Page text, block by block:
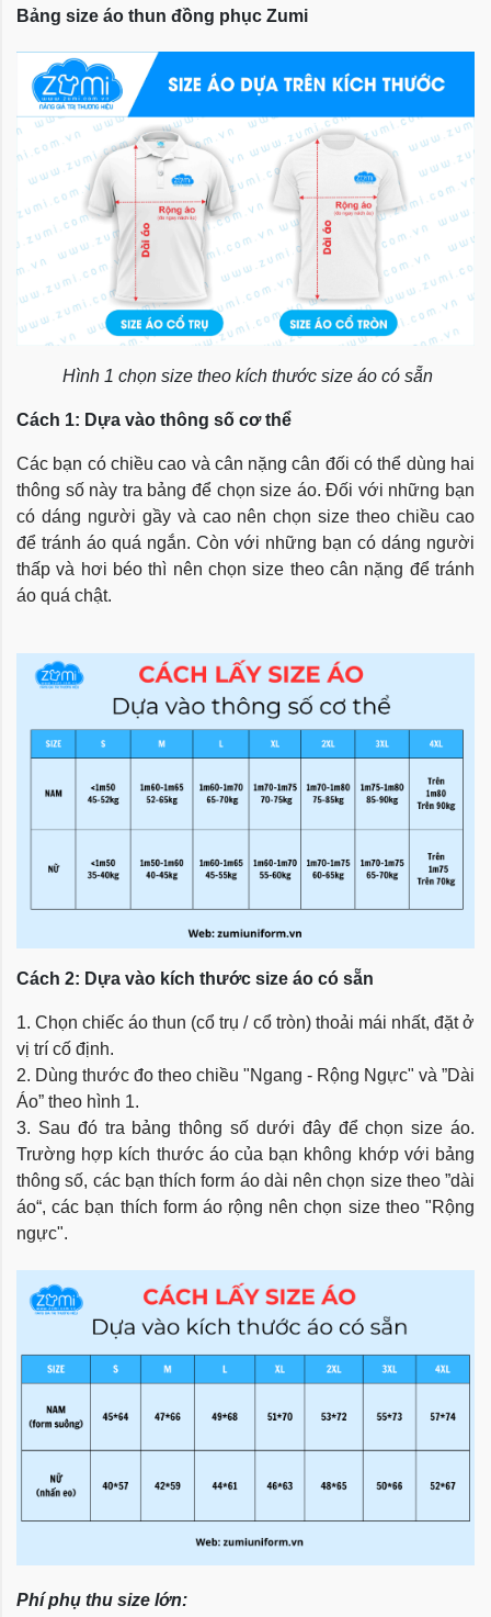
Bảng size áo thun đồng phục Zumi
Hình 1 chọn size theo kích thước size áo có sẵn
Cách 1: Dựa vào thông số cơ thể
Các bạn có chiều cao và cân nặng cân đối có thể dùng hai
thông số này tra bảng để chọn size áo. Đối với những bạn
có dáng người gầy và cao nên chọn size theo chiều cao
để tránh áo quá ngắn. Còn với những bạn có dáng người
thấp và hơi béo thì nên chọn size theo cân nặng để tránh
áo quá chật.
Cách 2: Dựa vào kích thước size áo có sẵn
1. Chọn chiếc áo thun (cổ trụ / cổ tròn) thoải mái nhất, đặt ở
vị trí cố định.
2. Dùng thước đo theo chiều "Ngang - Rộng Ngực" và ”Dài
Áo” theo hình 1.
3. Sau đó tra bảng thông số dưới đây để chọn size áo.
Trường hợp kích thước áo của bạn không khớp với bảng
thông số, các bạn thích form áo dài nên chọn size theo ”dài
áo“, các bạn thích form áo rộng nên chọn size theo "Rộng
ngực".
Phí phụ thu size lớn: